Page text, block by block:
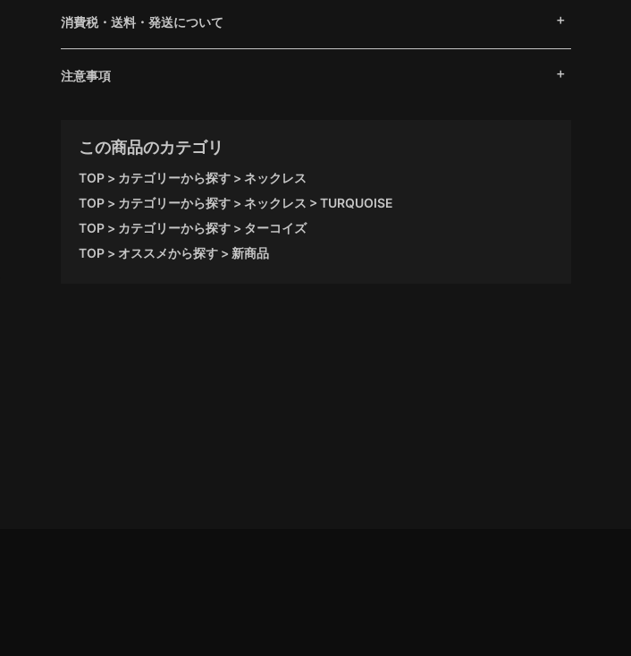
消費税・送料・発送について
注意事項
この商品のカテゴリ
TOP カテゴリーから探す
ネックレス
TOP
カテゴリーから探す ネックレス
TURQUOISE
TOP
カテゴリーから探す
ターコイズ
TOP
オススメから探す 新商品